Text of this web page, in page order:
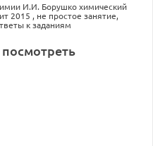
И.И. Борушко химический
2015 , не простое занятие,
к заданиям